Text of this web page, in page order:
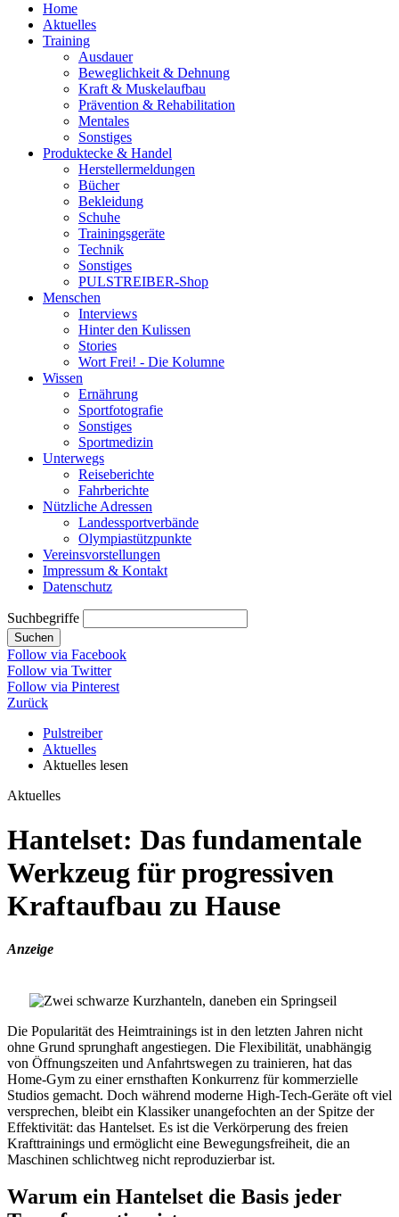
Home
Aktuelles
Training
Ausdauer
Beweglichkeit & Dehnung
Kraft & Muskelaufbau
Prävention & Rehabilitation
Mentales
Sonstiges
Produktecke & Handel
Herstellermeldungen
Bücher
Bekleidung
Schuhe
Trainingsgeräte
Technik
Sonstiges
PULSTREIBER-Shop
Menschen
Interviews
Hinter den Kulissen
Stories
Wort Frei! - Die Kolumne
Wissen
Ernährung
Sportfotografie
Sonstiges
Sportmedizin
Unterwegs
Reiseberichte
Fahrberichte
Nützliche Adressen
Landessportverbände
Olympiastützpunkte
Vereinsvorstellungen
Impressum & Kontakt
Datenschutz
Suchbegriffe
Suchen
Follow via Facebook
Follow via Twitter
Follow via Pinterest
Zurück
Pulstreiber
Aktuelles
Aktuelles lesen
Aktuelles
Hantelset: Das fundamentale
Werkzeug für progressiven
Kraftaufbau zu Hause
Anzeige
Die Popularität des Heimtrainings ist in den letzten Jahren nicht
ohne Grund sprunghaft angestiegen. Die Flexibilität, unabhängig
von Öffnungszeiten und Anfahrtswegen zu trainieren, hat das
Home-Gym zu einer ernsthaften Konkurrenz für kommerzielle
Studios gemacht. Doch während moderne High-Tech-Geräte oft viel
versprechen, bleibt ein Klassiker unangefochten an der Spitze der
Effektivität: das Hantelset. Es ist die Verkörperung des freien
Krafttrainings und ermöglicht eine Bewegungsfreiheit, die an
Maschinen schlichtweg nicht reproduzierbar ist.
Warum ein Hantelset die Basis jeder